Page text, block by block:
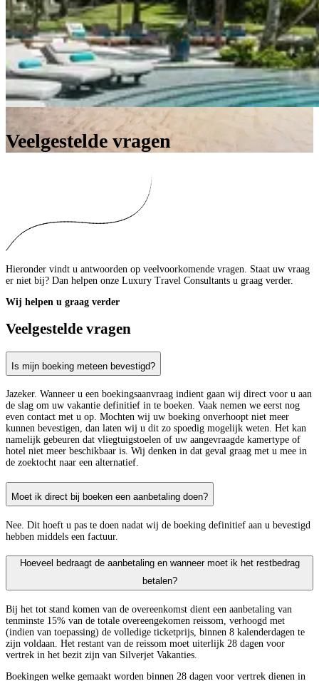
Veelgestelde vragen
Hieronder vindt u antwoorden op veelvoorkomende vragen. Staat uw vraag
er niet bij? Dan helpen onze Luxury Travel Consultants u graag verder.
Wij helpen u graag verder
Veelgestelde vragen
Is mijn boeking meteen bevestigd?
Jazeker. Wanneer u een boekingsaanvraag indient gaan wij direct voor u aan
de slag om uw vakantie definitief in te boeken. Vaak nemen we eerst nog
even contact met u op. Mochten wij uw boeking onverhoopt niet meer
kunnen bevestigen, dan laten wij u dit zo spoedig mogelijk weten. Het kan
namelijk gebeuren dat vliegtuigstoelen of uw aangevraagde kamertype of
hotel niet meer beschikbaar is. Wij denken in dat geval graag met u mee in
de zoektocht naar een alternatief.
Moet ik direct bij boeken een aanbetaling doen?
Nee. Dit hoeft u pas te doen nadat wij de boeking definitief aan u bevestigd
hebben middels een factuur.
Hoeveel bedraagt de aanbetaling en wanneer moet ik het restbedrag
betalen?
Bij het tot stand komen van de overeenkomst dient een aanbetaling van
tenminste 15% van de totale overeengekomen reissom, verhoogd met
(indien van toepassing) de volledige ticketprijs, binnen 8 kalenderdagen te
zijn voldaan. Het restant van de reissom moet uiterlijk 28 dagen voor
vertrek in het bezit zijn van Silverjet Vakanties.
Boekingen welke gemaakt worden binnen 28 dagen voor vertrek dienen in